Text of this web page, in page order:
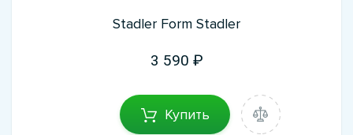
Stadler Form Stadler
3 590
Купить